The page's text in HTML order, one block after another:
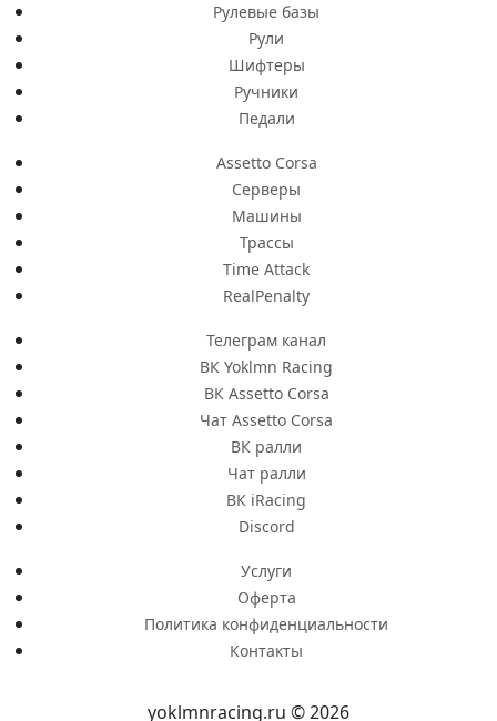
Рулевые базы
Рули
Шифтеры
Ручники
Педали
Assetto Corsa
Серверы
Машины
Трассы
Time Attack
RealPenalty
Телеграм канал
ВК Yoklmn Racing
ВК Assetto Corsa
Чат Assetto Corsa
ВК ралли
Чат ралли
ВК iRacing
Discord
Услуги
Оферта
Политика конфиденциальности
Контакты
yoklmnracing.ru © 2026